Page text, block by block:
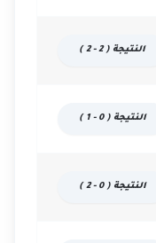
النتيجة ( 2 - 2 )
النتيجة ( 0 - 1 )
النتيجة ( 0 - 2 )